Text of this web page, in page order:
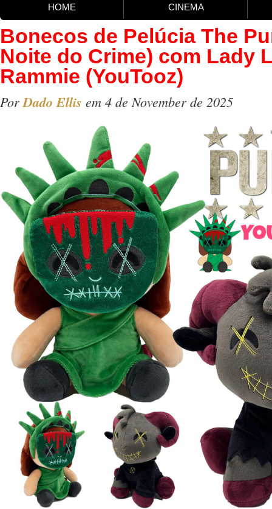
HOME CINEMA
Bonecos de Pelúcia The
Noite do Crime) com Lady
Rammie (YouTooz)
PorDado Ellis em 4 de November de 2025